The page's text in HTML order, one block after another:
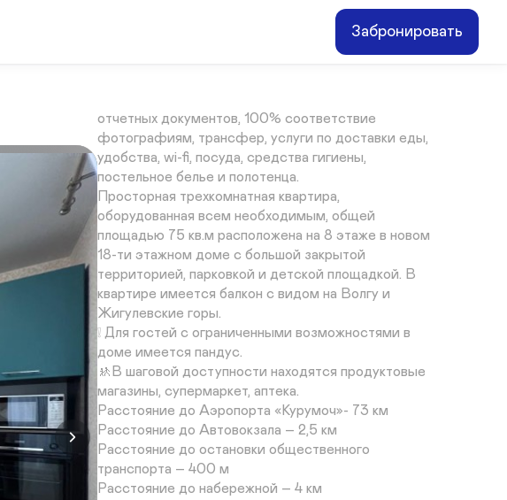
Забронировать
отчетных документов, 100% соответствие
фотографиям, трансфер, услуги по доставки еды,
удобства, wi-fi, посуда, средства гигиены,
постельное белье и полотенца.
Просторная трехкомнатная квартира,
оборудованная всем необходимым, общей
площадью 75 кв.м расположена на 8 этаже в новом
18-ти этажном доме с большой закрытой
территорией, парковкой и детской площадкой. В
квартире имеется балкон с видом на Волгу и
Жигулевские горы.
❕ Для гостей с ограниченными возможностями в
доме имеется пандус.
🚸В шаговой доступности находятся продуктовые
магазины, супермаркет, аптека.
Расстояние до Аэропорта «Курумоч»- 73 км
Расстояние до Автовокзала – 2,5 км
Расстояние до остановки общественного
транспорта – 400 м
Расстояние до набережной – 4 км